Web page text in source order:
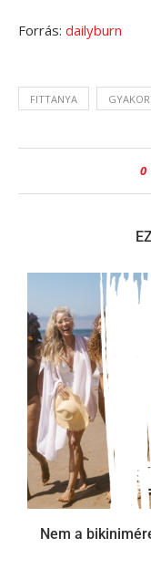
Forrás: dailyburn
FITTANYA
0
Nem a